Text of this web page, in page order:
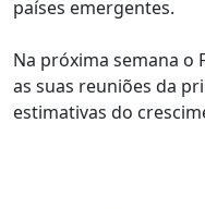
países emergentes.
Na próxima semana o
as suas reuniões da
estimativas do